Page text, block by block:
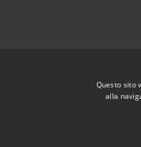
Questo sito
alla